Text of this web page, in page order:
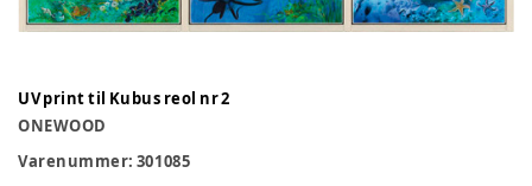
UV print til Kubus reol nr 2
ONEWOOD
Varenummer: 301085